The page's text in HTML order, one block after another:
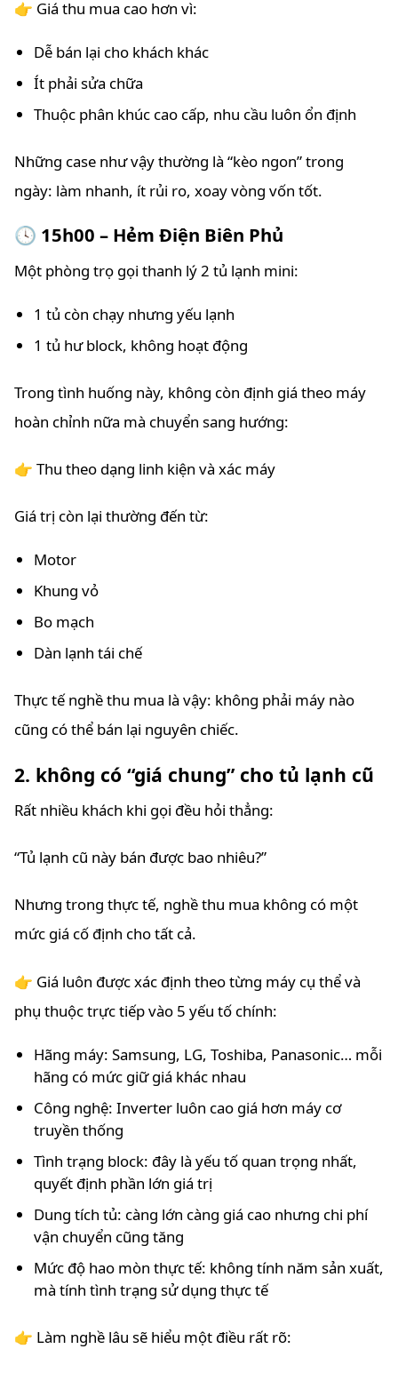
👉 Giá thu mua cao hơn vì:
Dễ bán lại cho khách khác
Ít phải sửa chữa
Thuộc phân khúc cao cấp, nhu cầu luôn ổn định
Những case như vậy thường là “kèo ngon” trong
ngày: làm nhanh, ít rủi ro, xoay vòng vốn tốt.
🕓 15h00 – Hẻm Điện Biên Phủ
Một phòng trọ gọi thanh lý 2 tủ lạnh mini:
1 tủ còn chạy nhưng yếu lạnh
1 tủ hư block, không hoạt động
Trong tình huống này, không còn định giá theo máy
hoàn chỉnh nữa mà chuyển sang hướng:
👉 Thu theo dạng linh kiện và xác máy
Giá trị còn lại thường đến từ:
Motor
Khung vỏ
Bo mạch
Dàn lạnh tái chế
Thực tế nghề thu mua là vậy: không phải máy nào
cũng có thể bán lại nguyên chiếc.
2. không có “giá chung” cho tủ lạnh cũ
Rất nhiều khách khi gọi đều hỏi thẳng:
“Tủ lạnh cũ này bán được bao nhiêu?”
Nhưng trong thực tế, nghề thu mua không có một
mức giá cố định cho tất cả.
👉 Giá luôn được xác định theo từng máy cụ thể và
phụ thuộc trực tiếp vào 5 yếu tố chính:
Hãng máy: Samsung, LG, Toshiba, Panasonic… mỗi
hãng có mức giữ giá khác nhau
Công nghệ: Inverter luôn cao giá hơn máy cơ
truyền thống
Tình trạng block: đây là yếu tố quan trọng nhất,
quyết định phần lớn giá trị
Dung tích tủ: càng lớn càng giá cao nhưng chi phí
vận chuyển cũng tăng
Mức độ hao mòn thực tế: không tính năm sản xuất,
mà tính tình trạng sử dụng thực tế
👉 Làm nghề lâu sẽ hiểu một điều rất rõ: